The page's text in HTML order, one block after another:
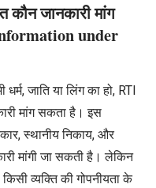
जानकारी मांग
under
जाति या लिंग का हो, RTI
मांग सकता है। इस
स्थानीय निकाय, और
मांगी जा सकती है। लेकिन
व्यक्ति की गोपनीयता के